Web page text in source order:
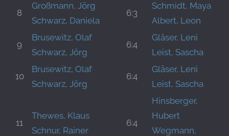
8
Großmann, Jörg
Schwarz, Daniela
6:3
Schmidt, Maya
Albert, Leon
9
Brusewitz, Olaf
Schwarz, Jörg
6:4
Gläser, Leni
Leist, Sascha
10
Brusewitz, Olaf
Schwarz, Jörg
6:4
Gläser, Leni
Leist, Sascha
11
Thewes, Klaus
Schnur, Rainer
6:4
Hinsberger,
Hubert
Wegmann,